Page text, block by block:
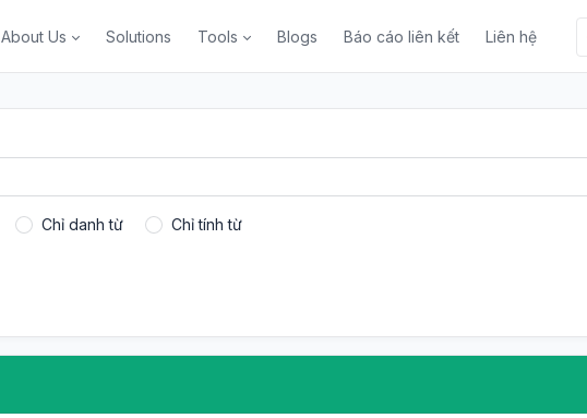
About Us Solutions Tools Blogs Báo cáo liên kết Liên hệ
Chỉ danh từ Chỉ tính từ